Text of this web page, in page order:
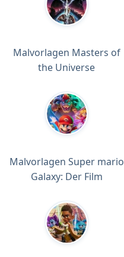
Malvorlagen Masters of
the Universe
Malvorlagen Super mario
Galaxy: Der Film